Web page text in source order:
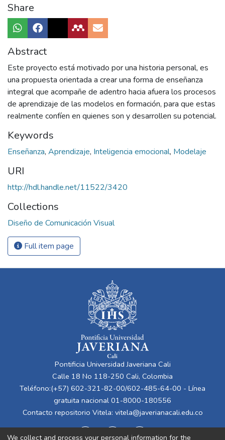
Share
Abstract
Este proyecto está motivado por una historia personal, es
una propuesta orientada a crear una forma de enseñanza
integral que acompañe de adentro hacia afuera los procesos
de aprendizaje de las modelos en formación, para que estas
realmente confíen en quienes son y desarrollen su potencial.
Keywords
Enseñanza, Aprendizaje, Inteligencia emocional, Modelaje
URI
http://hdl.handle.net/11522/3420
Collections
Diseño de Comunicación Visual
Full item page
Pontificia Universidad Javeriana Cali
Calle 18 No 118-250 Cali, Colombia
Teléfono:(+57) 602-321-82-00/602-485-64-00 - Línea
gratuita nacional 01-8000-180556
Contacto repositorio Vitela: vitela@javerianacali.edu.co
We collect and process your personal information for the